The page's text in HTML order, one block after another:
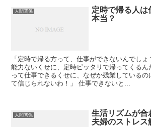
人間関係
定時で帰る人は
本当？
「定時で帰る方って、仕事ができないんでし
能力ないくせに、定時ピッタリで帰ってくる
って仕事できるくせに、なぜか残業しているの
て信じられないわ！」 仕事できないと...
人間関係
生活リズムが合
夫婦のストレス